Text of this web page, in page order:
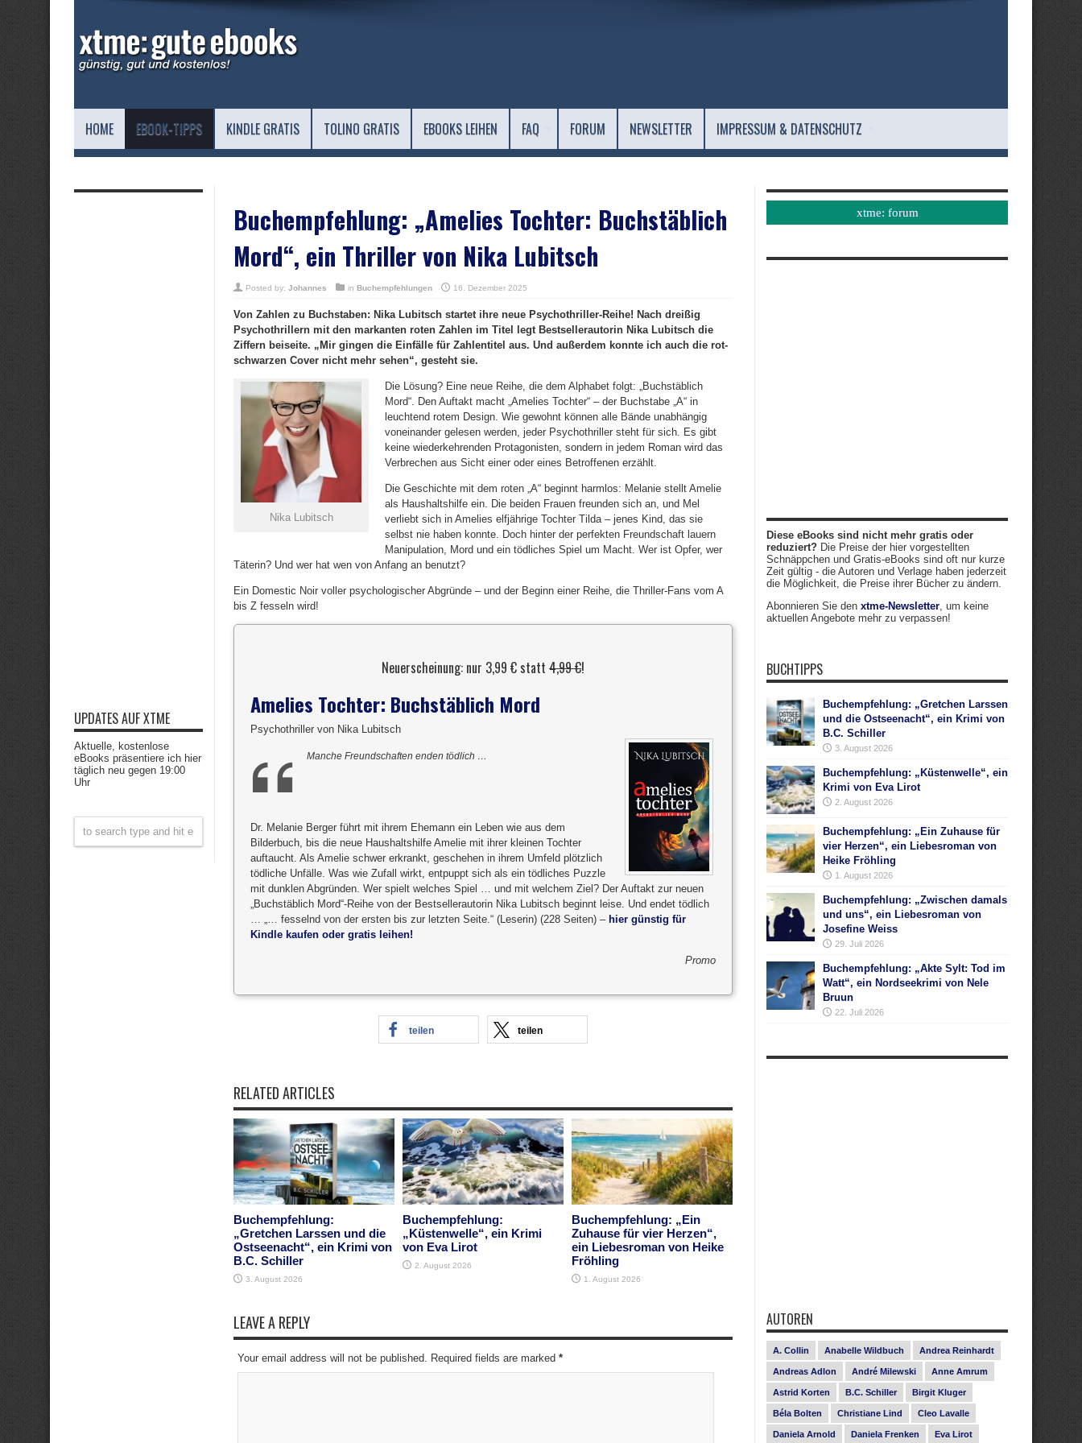
HOME EBOOK-TIPPS KINDLE GRATIS TOLINO GRATIS EBOOKS LEIHEN FAQ FORUM NEWSLETTER IMPRESSUM & DATENSCHUTZ
Buchempfehlung: „Amelies Tochter: Buchstäblich
Mord“, ein Thriller von Nika Lubitsch
Posted by: Johannes in Buchempfehlungen 16. Dezember 2025
Von Zahlen zu Buchstaben: Nika Lubitsch startet ihre neue Psychothriller-Reihe! Nach dreißig
Psychothrillern mit den markanten roten Zahlen im Titel legt Bestsellerautorin Nika Lubitsch die
Ziffern beiseite. „Mir gingen die Einfälle für Zahlentitel aus. Und außerdem konnte ich auch die rot-
schwarzen Cover nicht mehr sehen“, gesteht sie.
Nika Lubitsch
Die Lösung? Eine neue Reihe, die dem Alphabet folgt: „Buchstäblich
Mord“. Den Auftakt macht „Amelies Tochter“ – der Buchstabe „A“ in
leuchtend rotem Design. Wie gewohnt können alle Bände unabhängig
voneinander gelesen werden, jeder Psychothriller steht für sich. Es gibt
keine wiederkehrenden Protagonisten, sondern in jedem Roman wird das
Verbrechen aus Sicht einer oder eines Betroffenen erzählt.
Die Geschichte mit dem roten „A“ beginnt harmlos: Melanie stellt Amelie
als Haushaltshilfe ein. Die beiden Frauen freunden sich an, und Mel
verliebt sich in Amelies elfjährige Tochter Tilda – jenes Kind, das sie
selbst nie haben konnte. Doch hinter der perfekten Freundschaft lauern
Manipulation, Mord und ein tödliches Spiel um Macht. Wer ist Opfer, wer
Täterin? Und wer hat wen von Anfang an benutzt?
Ein Domestic Noir voller psychologischer Abgründe – und der Beginn einer Reihe, die Thriller-Fans vom A
bis Z fesseln wird!
Neuerscheinung: nur 3,99 € statt 4,99 €!
Amelies Tochter: Buchstäblich Mord
Psychothriller von Nika Lubitsch
Manche Freundschaften enden tödlich …
Dr. Melanie Berger führt mit ihrem Ehemann ein Leben wie aus dem
Bilderbuch, bis die neue Haushaltshilfe Amelie mit ihrer kleinen Tochter
auftaucht. Als Amelie schwer erkrankt, geschehen in ihrem Umfeld plötzlich
tödliche Unfälle. Was wie Zufall wirkt, entpuppt sich als ein tödliches Puzzle
mit dunklen Abgründen. Wer spielt welches Spiel … und mit welchem Ziel? Der Auftakt zur neuen
„Buchstäblich Mord“-Reihe von der Bestsellerautorin Nika Lubitsch beginnt leise. Und endet tödlich
… „… fesselnd von der ersten bis zur letzten Seite.“ (Leserin) (228 Seiten) – hier günstig für
Kindle kaufen oder gratis leihen!
Promo
teilen teilen
RELATED ARTICLES
Buchempfehlung:
„Gretchen Larssen und die
Ostseenacht“, ein Krimi von
B.C. Schiller
3. August 2026
Buchempfehlung:
„Küstenwelle“, ein Krimi
von Eva Lirot
2. August 2026
Buchempfehlung: „Ein
Zuhause für vier Herzen“,
ein Liebesroman von Heike
Fröhling
1. August 2026
LEAVE A REPLY
Your email address will not be published. Required fields are marked *
UPDATES AUF XTME
Aktuelle, kostenlose
eBooks präsentiere ich hier
täglich neu gegen 19:00
Uhr
xtme: forum
Diese eBooks sind nicht mehr gratis oder
reduziert? Die Preise der hier vorgestellten
Schnäppchen und Gratis-eBooks sind oft nur kurze
Zeit gültig - die Autoren und Verlage haben jederzeit
die Möglichkeit, die Preise ihrer Bücher zu ändern.
Abonnieren Sie den xtme-Newsletter, um keine
aktuellen Angebote mehr zu verpassen!
BUCHTIPPS
Buchempfehlung: „Gretchen Larssen
und die Ostseenacht“, ein Krimi von
B.C. Schiller
3. August 2026
Buchempfehlung: „Küstenwelle“, ein
Krimi von Eva Lirot
2. August 2026
Buchempfehlung: „Ein Zuhause für
vier Herzen“, ein Liebesroman von
Heike Fröhling
1. August 2026
Buchempfehlung: „Zwischen damals
und uns“, ein Liebesroman von
Josefine Weiss
29. Juli 2026
Buchempfehlung: „Akte Sylt: Tod im
Watt“, ein Nordseekrimi von Nele
Bruun
22. Juli 2026
AUTOREN
A. Collin Anabelle Wildbuch Andrea Reinhardt
Andreas Adlon André Milewski Anne Amrum
Astrid Korten B.C. Schiller Birgit Kluger
Béla Bolten Christiane Lind Cleo Lavalle
Daniela Arnold Daniela Frenken Eva Lirot